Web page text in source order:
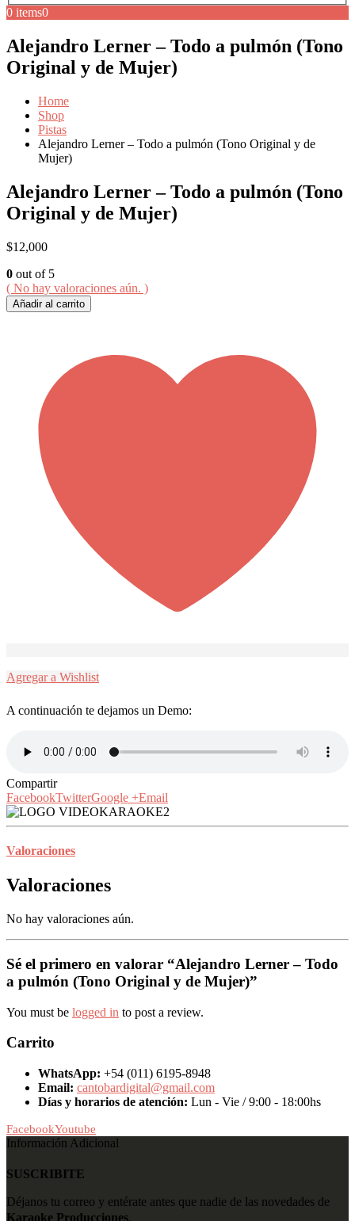
0 items0
Alejandro Lerner – Todo a pulmón (Tono
Original y de Mujer)
Home
Shop
Pistas
Alejandro Lerner – Todo a pulmón (Tono Original y de
Mujer)
Alejandro Lerner – Todo a pulmón (Tono
Original y de Mujer)
$12,000
0 out of 5
( No hay valoraciones aún. )
Añadir al carrito
Agregar a Wishlist
A continuación te dejamos un Demo:
Compartir
FacebookTwitterGoogle +Email
Valoraciones
Valoraciones
No hay valoraciones aún.
Sé el primero en valorar “Alejandro Lerner – Todo
a pulmón (Tono Original y de Mujer)”
You must be logged in to post a review.
Carrito
WhatsApp: +54 (011) 6195-8948
Email: cantobardigital@gmail.com
Días y horarios de atención: Lun - Vie / 9:00 - 18:00hs
FacebookYoutube
Información Adicional
SUSCRIBITE
Déjanos tu correo y entérate antes que nadie de las novedades de
Karaoke Producciones.